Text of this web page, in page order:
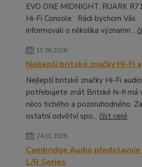
EVO ONE MIDNIGHT, RUARK
Hi-Fi Console Rádi bychom Vás
informovali o několika významn...
15.06.2026
Nejlepší britské značky Hi-Fi
Nejlepší britské značky Hi-Fi
potřebujete znát Britské hi-fi má
něco tichého a pozoruhodného.
ostatní odvětví spo... číst celé
24.01.2026
Cambridge Audio představuje
L/R Series